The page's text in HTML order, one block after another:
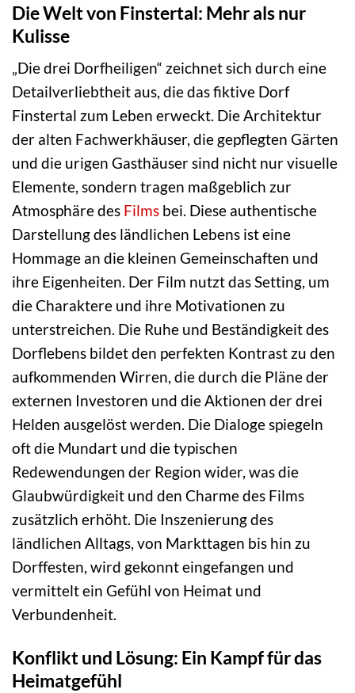
Die Welt von Finstertal: Mehr als nur
Kulisse
„Die drei Dorfheiligen“ zeichnet sich durch eine
Detailverliebtheit aus, die das fiktive Dorf
Finstertal zum Leben erweckt. Die Architektur
der alten Fachwerkhäuser, die gepflegten Gärten
und die urigen Gasthäuser sind nicht nur visuelle
Elemente, sondern tragen maßgeblich zur
Atmosphäre des Films bei. Diese authentische
Darstellung des ländlichen Lebens ist eine
Hommage an die kleinen Gemeinschaften und
ihre Eigenheiten. Der Film nutzt das Setting, um
die Charaktere und ihre Motivationen zu
unterstreichen. Die Ruhe und Beständigkeit des
Dorflebens bildet den perfekten Kontrast zu den
aufkommenden Wirren, die durch die Pläne der
externen Investoren und die Aktionen der drei
Helden ausgelöst werden. Die Dialoge spiegeln
oft die Mundart und die typischen
Redewendungen der Region wider, was die
Glaubwürdigkeit und den Charme des Films
zusätzlich erhöht. Die Inszenierung des
ländlichen Alltags, von Markttagen bis hin zu
Dorffesten, wird gekonnt eingefangen und
vermittelt ein Gefühl von Heimat und
Verbundenheit.
Konflikt und Lösung: Ein Kampf für das
Heimatgefühl